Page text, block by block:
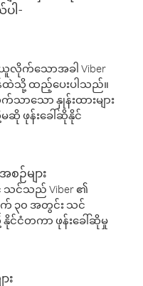
ါ-
က်သောအခါ Viber
ထဲသို့ ထည့်ပေးပါသည်။
ာသော နှုန်းထားများ
ဆို ဖုန်းခေါ်ဆိုနိုင်
ဉ်များ
သင်သည် Viber ၏
က် ၃၀ အတွင်း သင်
ငံတကာ ဖုန်းခေါ်ဆိုမှု
း